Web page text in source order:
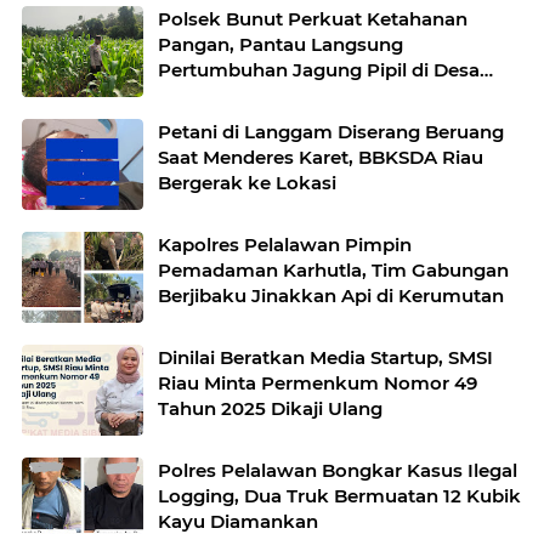
Polsek Bunut Perkuat Ketahanan
Pangan, Pantau Langsung
Pertumbuhan Jagung Pipil di Desa
Petani di Langgam Diserang Beruang
Saat Menderes Karet, BBKSDA Riau
Bergerak ke Lokasi
Kapolres Pelalawan Pimpin
Pemadaman Karhutla, Tim Gabungan
Berjibaku Jinakkan Api di Kerumutan
Dinilai Beratkan Media Startup, SMSI
Riau Minta Permenkum Nomor 49
Tahun 2025 Dikaji Ulang
Polres Pelalawan Bongkar Kasus Ilegal
Logging, Dua Truk Bermuatan 12 Kubik
Kayu Diamankan